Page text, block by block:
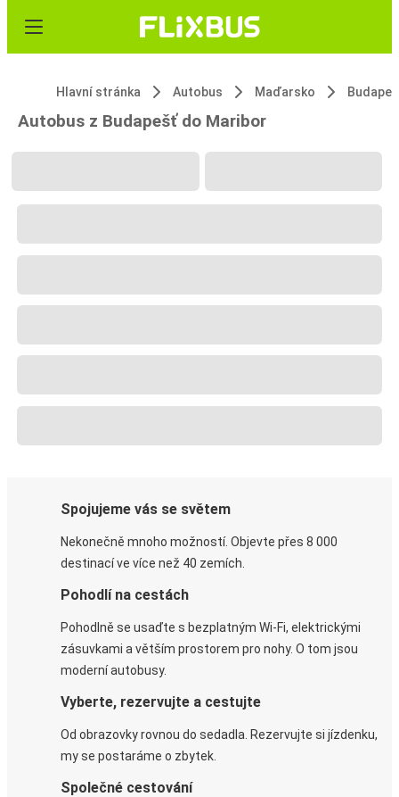
Hlavní stránka Autobus Maďarsko
Autobus z Budapešť do Maribor
Spojujeme vás se světem
Nekonečně mnoho možností. Objevte přes 8 000
destinací ve více než 40 zemích.
Pohodlí na cestách
Pohodlně se usaďte s bezplatným Wi-Fi, elektrickými
zásuvkami a větším prostorem pro nohy. O tom jsou
moderní autobusy.
Vyberte, rezervujte a cestujte
Od obrazovky rovnou do sedadla. Rezervujte si jízdenku,
my se postaráme o zbytek.
Společné cestování